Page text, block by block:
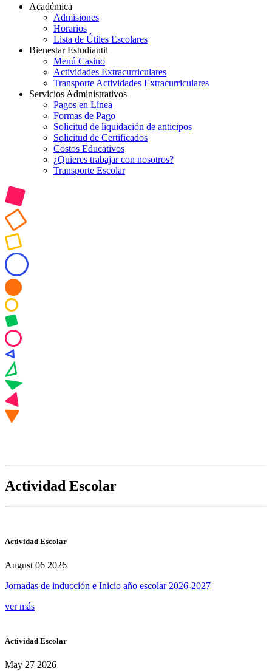
Académica
Admisiones
Horarios
Lista de Útiles Escolares
Bienestar Estudiantil
Menú Casino
Actividades Extracurriculares
Transporte Actividades Extracurriculares
Servicios Administrativos
Pagos en Línea
Formas de Pago
Solicitud de liquidación de anticipos
Solicitud de Certificados
Costos Educativos
¿Quieres trabajar con nosotros?
Transporte Escolar
Actividad Escolar
Actividad Escolar
August 06 2026
Jornadas de inducción e Inicio año escolar 2026-2027
ver más
Actividad Escolar
May 27 2026